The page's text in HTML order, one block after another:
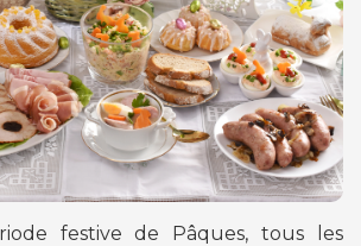
festive de Pâques, tous les